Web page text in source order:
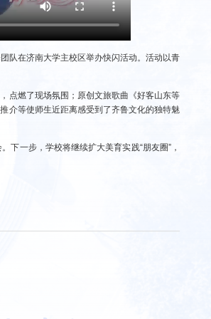
队在济南大学主校区举办快闪活动。活动以青
点燃了现场氛围；原创文旅歌曲《好客山东等
介等使师生近距离感受到了齐鲁文化的独特魅
下一步，学校将继续扩大美育实践“朋友圈”，